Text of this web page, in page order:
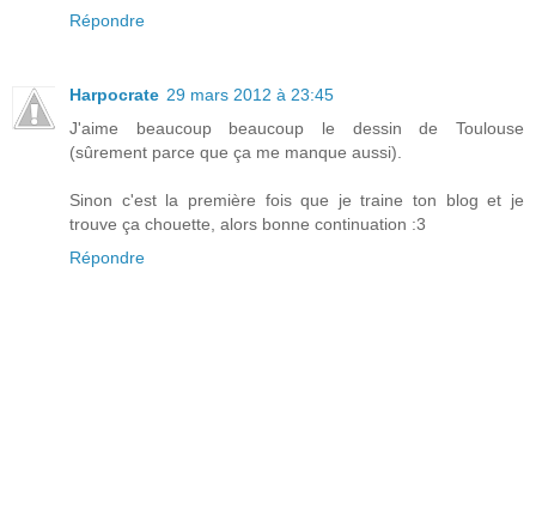
Répondre
Harpocrate 29 mars 2012 à 23:45
J'aime beaucoup beaucoup le dessin de Toulouse
(sûrement parce que ça me manque aussi).
Sinon c'est la première fois que je traine ton blog et je
trouve ça chouette, alors bonne continuation :3
Répondre